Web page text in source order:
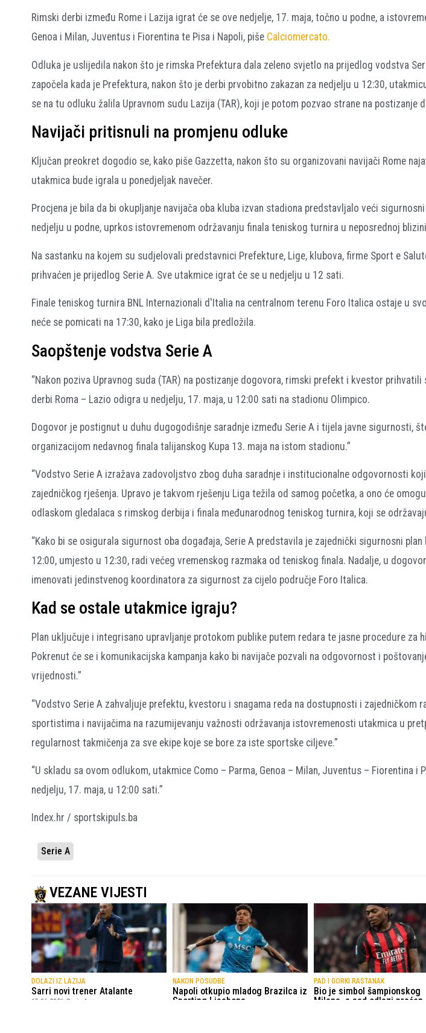
Rimski derbi između Rome i Lazija igrat će se ove nedjelje, 17. maja, točno u podne, a
Genoa i Milan, Juventus i Fiorentina te Pisa i Napoli, piše Calciomercato.
Odluka je uslijedila nakon što je rimska Prefektura dala zeleno svjetlo na prijedlog vodstva
započela kada je Prefektura, nakon što je derbi prvobitno zakazan za nedjelju u 12:30,
se na tu odluku žalila Upravnom sudu Lazija (TAR), koji je potom pozvao strane na postizanje
Navijači pritisnuli na promjenu odluke
Ključan preokret dogodio se, kako piše Gazzetta, nakon što su organizovani navijači Rome
utakmica bude igrala u ponedjeljak navečer.
Procjena je bila da bi okupljanje navijača oba kluba izvan stadiona predstavljalo veći
nedjelju u podne, uprkos istovremenom održavanju finala teniskog turnira u neposrednoj
Na sastanku na kojem su sudjelovali predstavnici Prefekture, Lige, klubova, firme Sport e
prihvaćen je prijedlog Serie A. Sve utakmice igrat će se u nedjelju u 12 sati.
Finale teniskog turnira BNL Internazionali d'Italia na centralnom terenu Foro Italica ostaje u
neće se pomicati na 17:30, kako je Liga bila predložila.
Saopštenje vodstva Serie A
“Nakon poziva Upravnog suda (TAR) na postizanje dogovora, rimski prefekt i kvestor
derbi Roma – Lazio odigra u nedjelju, 17. maja, u 12:00 sati na stadionu Olimpico.
Dogovor je postignut u duhu dugogodišnje saradnje između Serie A i tijela javne sigurnosti,
organizacijom nedavnog finala talijanskog Kupa 13. maja na istom stadionu.”
“Vodstvo Serie A izražava zadovoljstvo zbog duha saradnje i institucionalne odgovornosti
zajedničkog rješenja. Upravo je takvom rješenju Liga težila od samog početka, a ono će
odlaskom gledalaca s rimskog derbija i finala međunarodnog teniskog turnira, koji se
“Kako bi se osigurala sigurnost oba događaja, Serie A predstavila je zajednički sigurnosni
12:00, umjesto u 12:30, radi većeg vremenskog razmaka od teniskog finala. Nadalje, u
imenovati jedinstvenog koordinatora za sigurnost za cijelo područje Foro Italica.
Kad se ostale utakmice igraju?
Plan uključuje i integrisano upravljanje protokom publike putem redara te jasne procedure za
Pokrenut će se i komunikacijska kampanja kako bi navijače pozvali na odgovornost i
vrijednosti.”
“Vodstvo Serie A zahvaljuje prefektu, kvestoru i snagama reda na dostupnosti i zajedničkom
sportistima i navijačima na razumijevanju važnosti održavanja istovremenosti utakmica u
regularnost takmičenja za sve ekipe koje se bore za iste sportske ciljeve.”
“U skladu sa ovom odlukom, utakmice Como – Parma, Genoa – Milan, Juventus – Fiorentina i
nedjelju, 17. maja, u 12:00 sati.”
Index.hr / sportskipuls.ba
Serie A
VEZANE VIJESTI
DOLAZI IZ LAZIJA
Sarri novi trener Atalante
15.06.2026. Serie A
NAKON POSUDBE
Napoli otkupio mladog Brazilca iz
Sporting Lisabona
PAD I GORKI RASTANAK
Bio je simbol šampionskog
Milana, a sad odlazi praćen